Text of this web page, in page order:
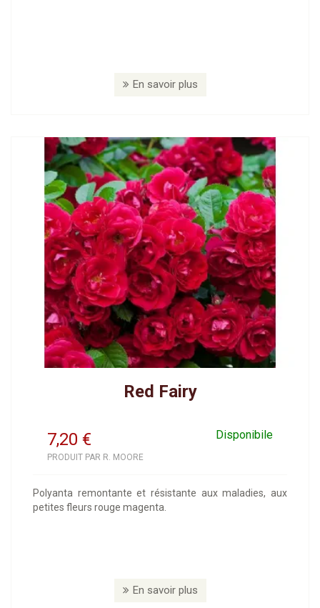
En savoir plus
Red Fairy
7,20 Disponibile
€
PRODUIT PAR R. MOORE
Polyanta remontante et résistante aux maladies, aux
petites fleurs rouge magenta.
En savoir plus